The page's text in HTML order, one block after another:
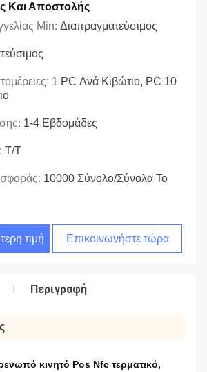
Και Αποστολής
Min: Διαπραγματεύσιμος
1 PC Ανά Κιβώτιο, PC 10
1-4 Εβδομάδες
T/T
10000 Σύνολο/σύνολα Το
τιμή Επικοινωνήστε τώρα
Περιγραφή
κινητό Pos Nfc τερματικό,